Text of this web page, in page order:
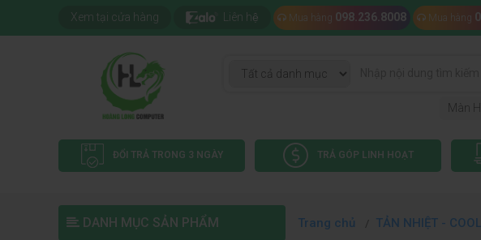
Xem tại cửa hàng Liên hệ Mua hàng 098.236.8008 Mua hàng
Màn
ĐỔI TRẢ TRONG 3 NGÀY TRẢ GÓP LINH HOẠT
DANH MỤC SẢN PHẨM Trang chủ TẢN NHIỆT -